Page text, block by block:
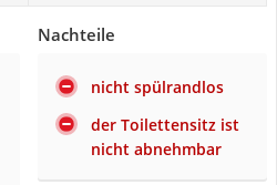
Nachteile
nicht spülrandlos
der Toilettensitz ist
nicht abnehmbar